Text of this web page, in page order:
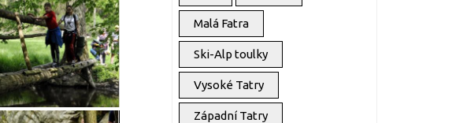
Malá Fatra
Ski-Alp toulky
Vysoké Tatry
Západní Tatry